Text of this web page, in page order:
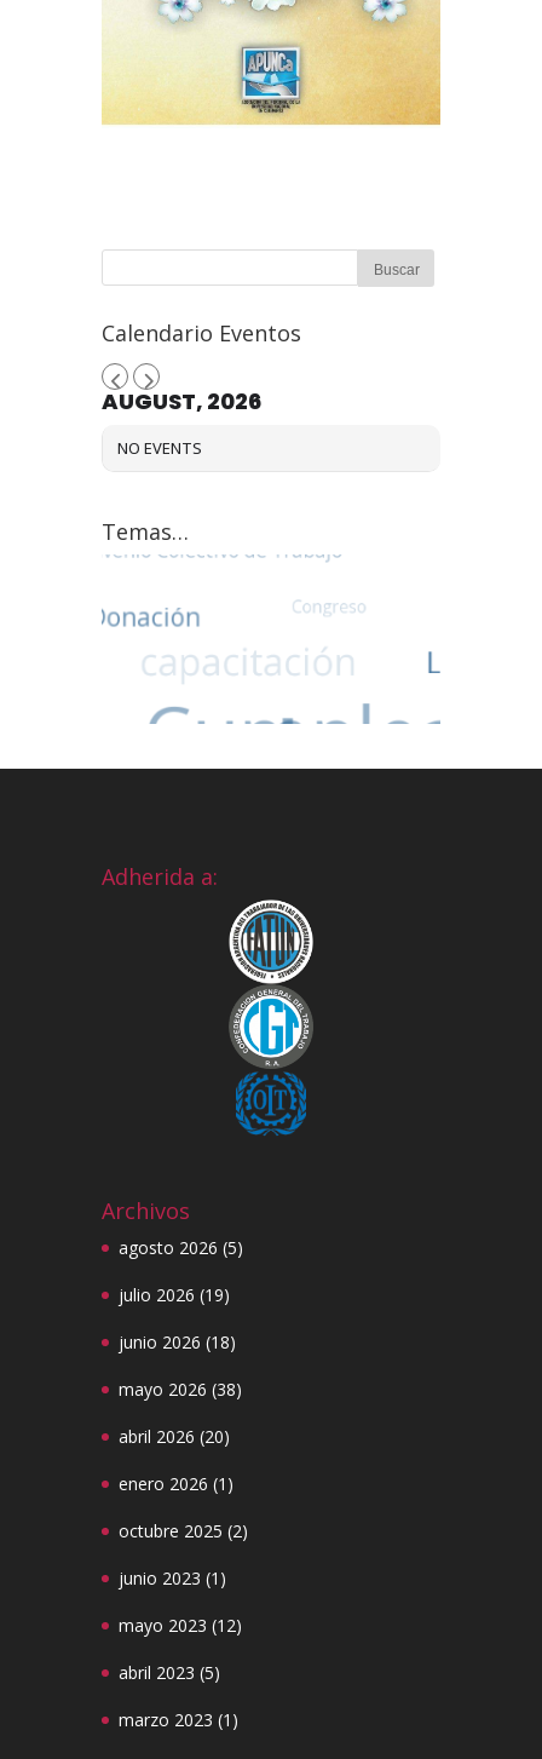
Calendario Eventos
AUGUST, 2026
NO EVENTS
Temas…
Adherida a:
Archivos
agosto 2026 (5)
julio 2026 (19)
junio 2026 (18)
mayo 2026 (38)
abril 2026 (20)
enero 2026 (1)
octubre 2025 (2)
junio 2023 (1)
mayo 2023 (12)
abril 2023 (5)
marzo 2023 (1)